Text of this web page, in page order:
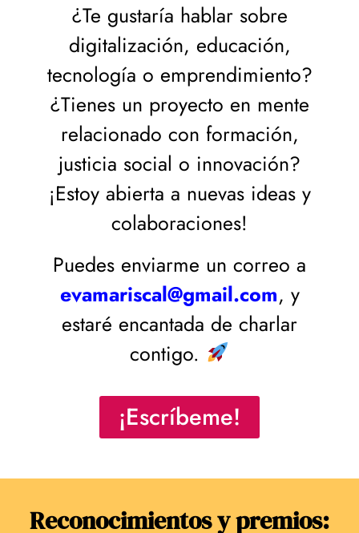
¿Te gustaría hablar sobre
digitalización, educación,
tecnología o emprendimiento?
¿Tienes un proyecto en mente
relacionado con formación,
justicia social o innovación?
¡Estoy abierta a nuevas ideas y
colaboraciones!
Puedes enviarme un correo a
evamariscal@gmail.com, y
estaré encantada de charlar
contigo.
¡Escríbeme!
Reconocimientos y premios: